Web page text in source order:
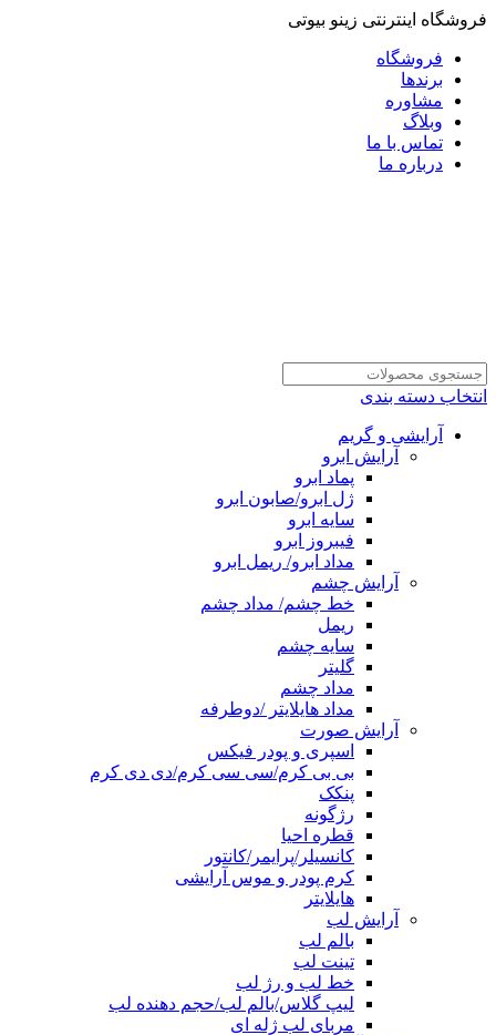
فروشگاه اینترنتی زینو بیوتی
فروشگاه
برندها
مشاوره
وبلاگ
تماس با ما
درباره ما
انتخاب دسته بندی
آرایشی و گریم
آرایش ابرو
پماد ابرو
ژل ابرو/صابون ابرو
سایه ابرو
فیبروز ابرو
مداد ابرو/ ریمل ابرو
آرایش چشم
خط چشم/ مداد چشم
ریمل
سایه چشم
گلیتر
مداد چشم
مداد هایلایتر /دوطرفه
آرایش صورت
اسپری و پودر فیکس
بی بی کرم/سی سی کرم/دی دی کرم
پنکک
رژگونه
قطره احیا
کانسیلر/پرایمر/کانتور
کرم پودر و موس آرایشی
هایلایتر
آرایش لب
بالم لب
تینت لب
خط لب و رژ لب
لیپ گلاس/بالم لب/حجم دهنده لب
مربای لب ژله ای